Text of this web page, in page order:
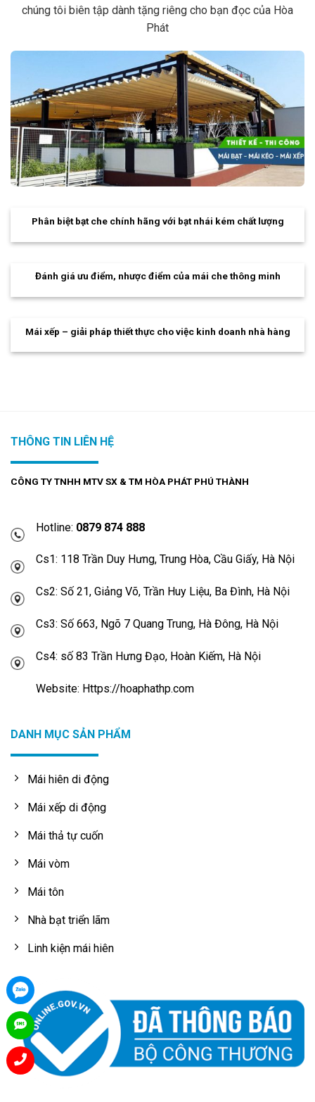
chúng tôi biên tập dành tặng riêng cho bạn đọc của Hòa
Phát
Phân biệt bạt che chính hãng với bạt nhái kém chất lượng
Đánh giá ưu điểm, nhược điểm của mái che thông minh
Mái xếp – giải pháp thiết thực cho việc kinh doanh nhà hàng
THÔNG TIN LIÊN HỆ
CÔNG TY TNHH MTV SX & TM HÒA PHÁT PHÚ THÀNH
Hotline: 0879 874 888
Cs1: 118 Trần Duy Hưng, Trung Hòa, Cầu Giấy, Hà Nội
Cs2: Số 21, Giảng Võ, Trần Huy Liệu, Ba Đình, Hà Nội
Cs3: Số 663, Ngõ 7 Quang Trung, Hà Đông, Hà Nội
Cs4: số 83 Trần Hưng Đạo, Hoàn Kiếm, Hà Nội
Website: Https://hoaphathp.com
DANH MỤC SẢN PHẨM
Mái hiên di động
Mái xếp di động
Mái thả tự cuốn
Mái vòm
Mái tôn
Nhà bạt triển lãm
Linh kiện mái hiên